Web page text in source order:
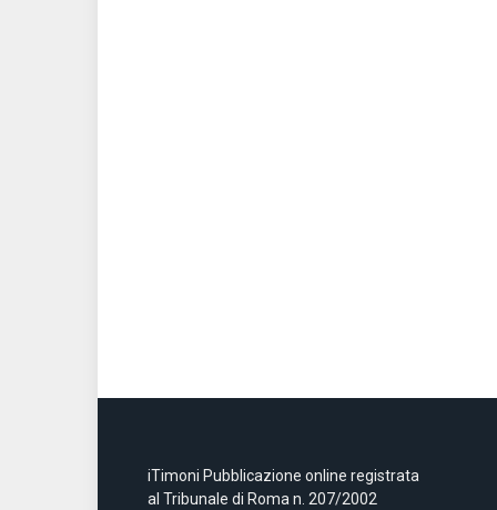
iTimoni Pubblicazione online registrata
al Tribunale di Roma n. 207/2002